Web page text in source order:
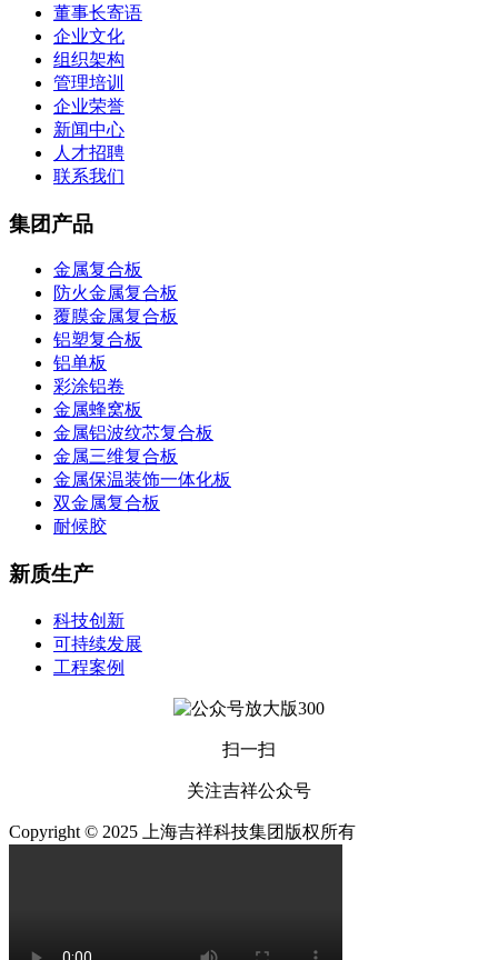
董事长寄语
企业文化
组织架构
管理培训
企业荣誉
新闻中心
人才招聘
联系我们
集团产品
金属复合板
防火金属复合板
覆膜金属复合板
铝塑复合板
铝单板
彩涂铝卷
金属蜂窝板
金属铝波纹芯复合板
金属三维复合板
金属保温装饰一体化板
双金属复合板
耐候胶
新质生产
科技创新
可持续发展
工程案例
扫一扫
关注吉祥公众号
Copyright © 2025 上海吉祥科技集团版权所有